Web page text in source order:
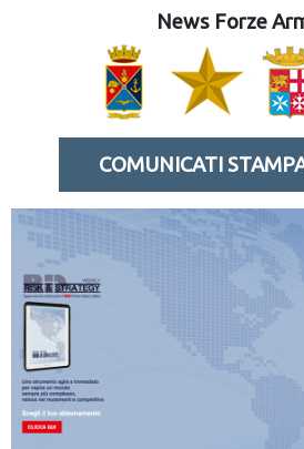
News Forze
COMUNICATI